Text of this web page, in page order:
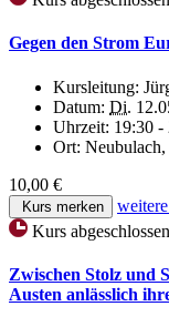
Gegen den Strom
Kursleitung:
Datum: Di.
Uhrzeit: 19:30 -
Ort:
10,00 €
Kurs merken
Kurs abgeschlossen
Zwischen Stolz und
Austen anlässlich